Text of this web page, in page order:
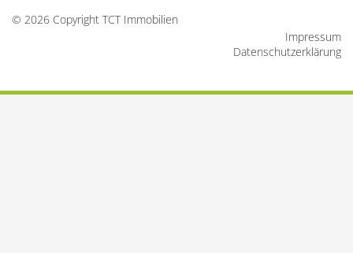
© 2026 Copyright TCT Immobilien
Impressum
Datenschutzerklärung